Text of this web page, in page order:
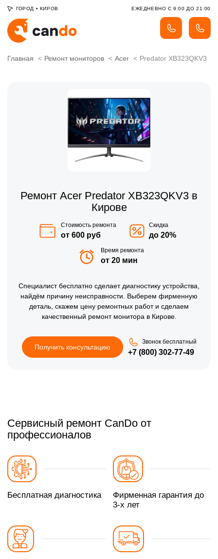
ГОРОД • КИРОВ ЕЖЕДНЕВНО С 9:00 ДО 21:00
Главная Ремонт мониторов Acer Predator XB323QKV3
Ремонт Acer Predator XB323QKV3 в
Кирове
Стоимость ремонта
от 600 руб
Скидка
до 20%
Время ремонта
от 20 мин
Специалист бесплатно сделает диагностику устройства,
найдём причину неисправности. Выберем фирменную
деталь, скажем цену ремонтных работ и сделаем
качественный ремонт монитора в Кирове.
Получить консультацию
Звонок бесплатный
+7 (800) 302-77-49
Сервисный ремонт CanDo от
профессионалов
Бесплатная диагностика
Фирменная гарантия до
3-х лет